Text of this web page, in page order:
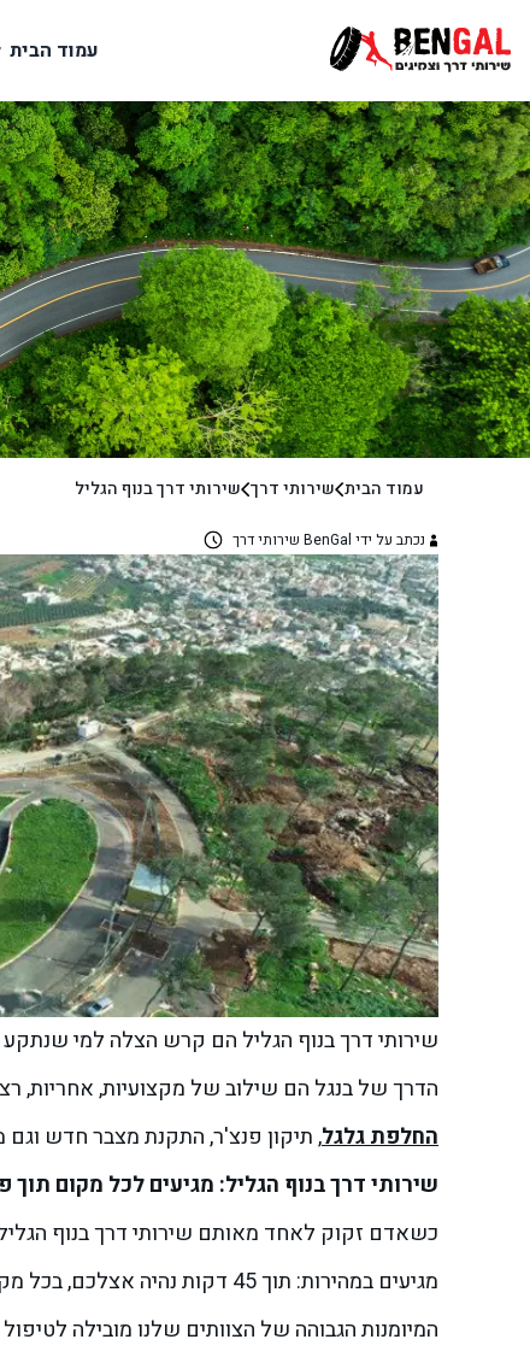
עמוד הבית
עמוד הבית שירותי דרך שירותי דרך בנוף הגליל
נכתב על ידי BenGal שירותי דרך
שירותי דרך בנוף הגליל הם קרש הצלה למי
הדרך של בנגל הם שילוב של מקצועיות, אחריות,
החלפת גלגל, תיקון פנצ'ר, התקנת מצבר חדש וגם
שירותי דרך בנוף הגליל: מגיעים לכל מקום
כשאדם זקוק לאחד מאותם שירותי דרך בנוף
מגיעים במהירות: תוך 45 דקות נהיה אצלכם, בכל מקום בנוף הגליל והסביבה.
המיומנות הגבוהה של הצוותים שלנו מובילה